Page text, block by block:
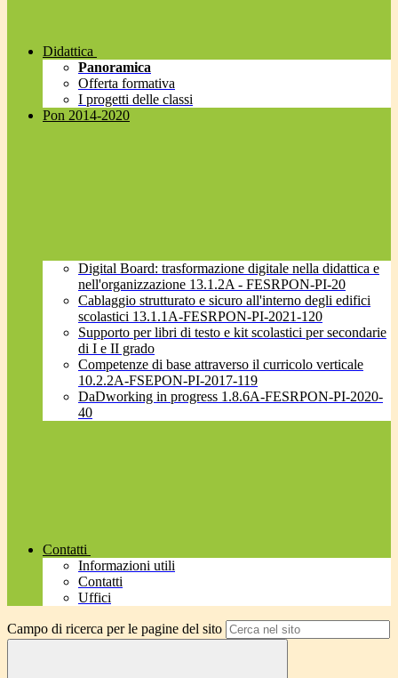
Didattica
Panoramica
Offerta formativa
I progetti delle classi
Pon 2014-2020
Digital Board: trasformazione digitale nella didattica e
nell'organizzazione 13.1.2A - FESRPON-PI-20
Cablaggio strutturato e sicuro all'interno degli edifici
scolastici 13.1.1A-FESRPON-PI-2021-120
Supporto per libri di testo e kit scolastici per secondarie
di I e II grado
Competenze di base attraverso il curricolo verticale
10.2.2A-FSEPON-PI-2017-119
DaDworking in progress 1.8.6A-FESRPON-PI-2020-
40
Contatti
Informazioni utili
Contatti
Uffici
Campo di ricerca per le pagine del sito